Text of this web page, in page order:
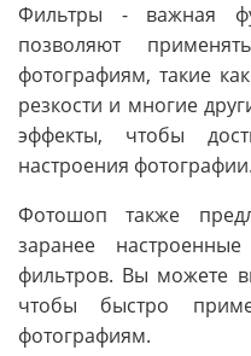
Фильтры - важная
позволяют
фотографиям, такие
резкости и многие
эффекты, чтобы
настроения фотографии.
Фотошоп также
заранее
фильтров. Вы можете
чтобы быстро
фотографиям.